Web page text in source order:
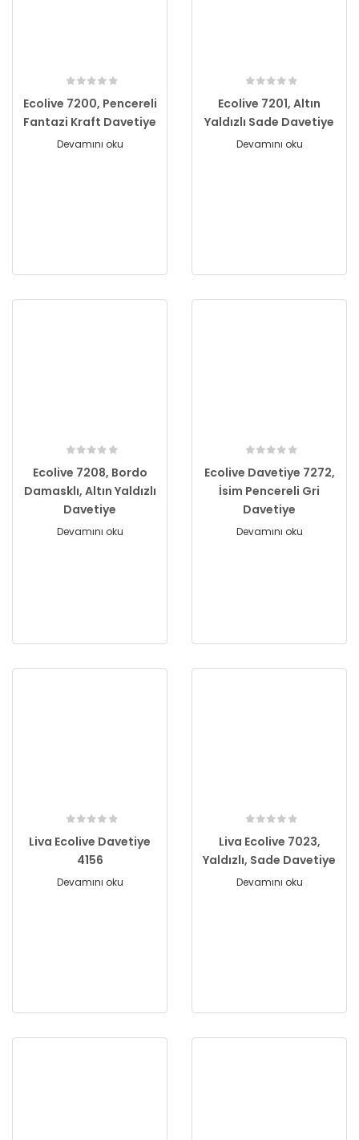
Ecolive 7200, Pencereli
Fantazi Kraft Davetiye
Devamını oku
Ecolive 7201, Altın
Yaldızlı Sade Davetiye
Devamını oku
Ecolive 7208, Bordo
Damasklı, Altın Yaldızlı
Davetiye
Devamını oku
Ecolive Davetiye 7272,
İsim Pencereli Gri
Davetiye
Devamını oku
Liva Ecolive Davetiye
4156
Devamını oku
Liva Ecolive 7023,
Yaldızlı, Sade Davetiye
Devamını oku